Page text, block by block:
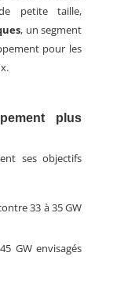
petite taille,
, un segment
pour les
plus
ses objectifs
33 à 35 GW
GW envisagés